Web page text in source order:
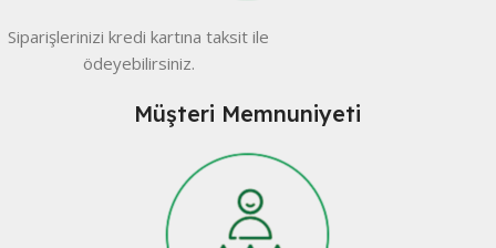
Siparişlerinizi kredi kartına taksit ile
ödeyebilirsiniz.
Müşteri Memnuniyeti